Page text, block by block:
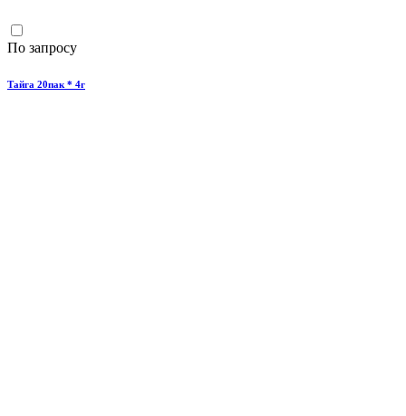
По запросу
Тайга 20пак * 4г